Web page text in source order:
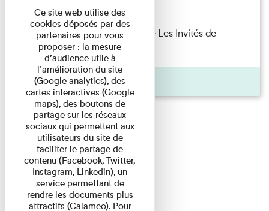
Lecture
Marie Cosnay — Toi et ton frère Les Invités de
l'Imprimerie n°10 À ...
Pages
Ce site web utilise des
cookies déposés par des
partenaires pour vous
proposer : la mesure
d’audience utile à
l’amélioration du site
(Google analytics), des
cartes interactives (Google
maps), des boutons de
partage sur les réseaux
sociaux qui permettent aux
utilisateurs du site de
faciliter le partage de
contenu (Facebook, Twitter,
Instagram, Linkedin), un
service permettant de
rendre les documents plus
attractifs (Calameo). Pour